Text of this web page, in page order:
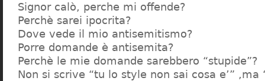
Signor calò, perche mi offende?
Perchè sarei ipocrita?
Dove vede il mio antisemitismo?
Porre domande è antisemita?
Perchè le mie domande sarebbero “stupide”?
Non si scrive “tu lo style non sai cosa e’” ,ma